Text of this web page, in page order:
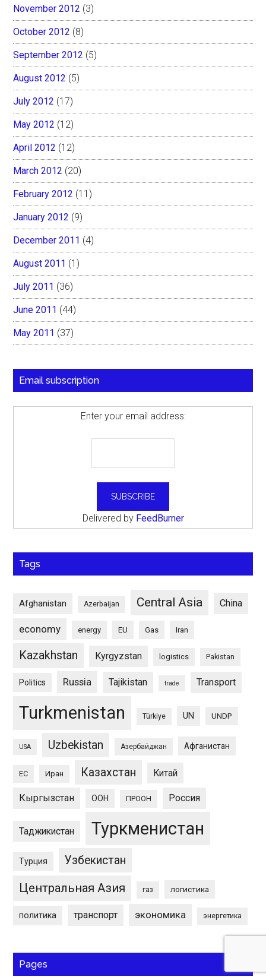
November 2012 (3)
October 2012 (8)
September 2012 (5)
August 2012 (5)
July 2012 (17)
May 2012 (12)
April 2012 (12)
March 2012 (20)
February 2012 (11)
January 2012 (9)
December 2011 (4)
August 2011 (1)
July 2011 (36)
June 2011 (44)
May 2011 (37)
Email subscription
Enter your email address:
Delivered by FeedBurner
Tags
Afghanistan Azerbaijan Central Asia China
economy energy EU Gas Iran
Kazakhstan Kyrgyzstan logistics Pakistan
Politics Russia Tajikistan trade Transport
Turkmenistan Türkiye UN UNDP
USA Uzbekistan Азербайджан Афганистан
ЕС Иран Казахстан Китай
Кыргызстан ООН ПРООН Россия
Таджикистан Туркменистан
Турция Узбекистан
Центральная Азия газ логистика
политика транспорт экономика энергетика
Pages